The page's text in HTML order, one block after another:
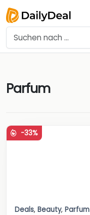
Parfum
-33%
Deals, Beauty, Parfum